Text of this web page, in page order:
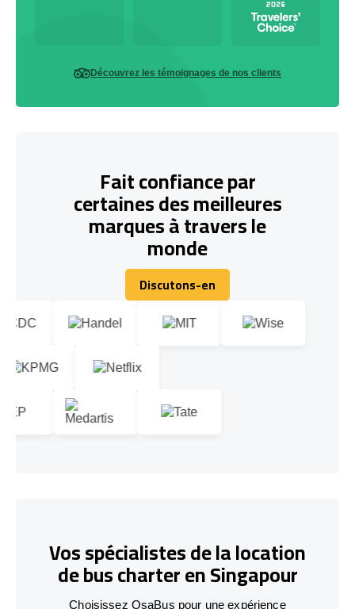
Découvrez les témoignages de nos clients
Fait confiance par
certaines des meilleures
marques à travers le
monde
Discutons-en
Discutons-en
Vos spécialistes de la location
de bus charter en Singapour
Choisissez OsaBus pour une expérience